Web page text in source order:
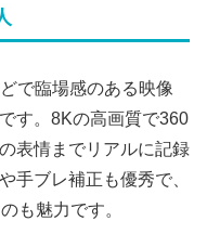
で臨場感のある映像
す。8Kの高画質で360
表情までリアルに記録
手ブレ補正も優秀で、
も魅力です。